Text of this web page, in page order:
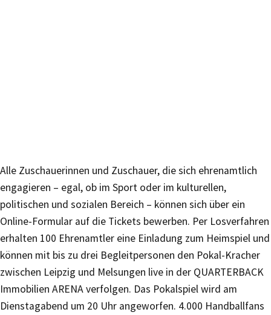
Alle Zuschauerinnen und Zuschauer, die sich ehrenamtlich
engagieren – egal, ob im Sport oder im kulturellen,
politischen und sozialen Bereich – können sich über ein
Online-Formular auf die Tickets bewerben. Per Losverfahren
erhalten 100 Ehrenamtler eine Einladung zum Heimspiel und
können mit bis zu drei Begleitpersonen den Pokal-Kracher
zwischen Leipzig und Melsungen live in der QUARTERBACK
Immobilien ARENA verfolgen. Das Pokalspiel wird am
Dienstagabend um 20 Uhr angeworfen. 4.000 Handballfans